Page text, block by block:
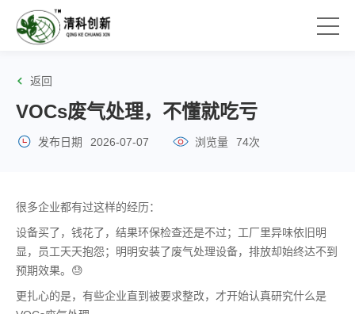
返回
VOCs废气处理，不懂就吃亏
发布日期 2026-07-07 浏览量 74次
很多企业都有过这样的经历：
设备买了，钱花了，结果环保检查还是不过；工厂里异味依旧明
显，员工天天抱怨；明明安装了废气处理设备，排放却始终达不到
预期效果。😓
更扎心的是，有些企业直到被要求整改，才开始认真研究什么是